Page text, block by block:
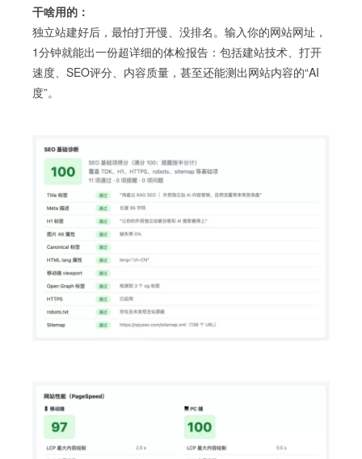
干啥用的：
独立站建好后，最怕打开慢、没排名。输入你的网站网址，
1分钟就能出一份超详细的体检报告：包括建站技术、打开
速度、SEO评分、内容质量，甚至还能测出网站内容的“AI
度”。